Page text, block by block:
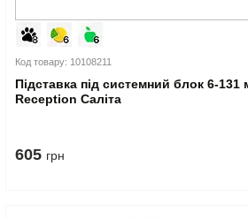
Код товару: 10108211
Підставка під системний блок 6-131
Reception Саліта
605 грн